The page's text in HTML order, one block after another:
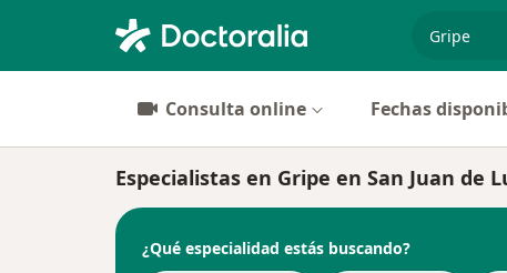
Consulta online Fechas
Especialistas en Gripe en San Juan de
¿Qué especialidad estás buscando?